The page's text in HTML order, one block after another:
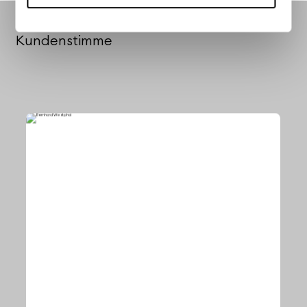
Kundenstimme